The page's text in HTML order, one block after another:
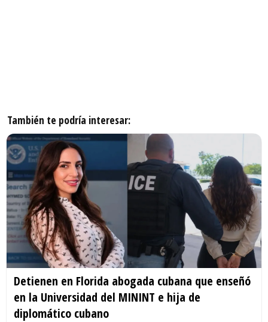
También te podría interesar:
Detienen en Florida abogada cubana que enseñó
en la Universidad del MININT e hija de
diplomático cubano